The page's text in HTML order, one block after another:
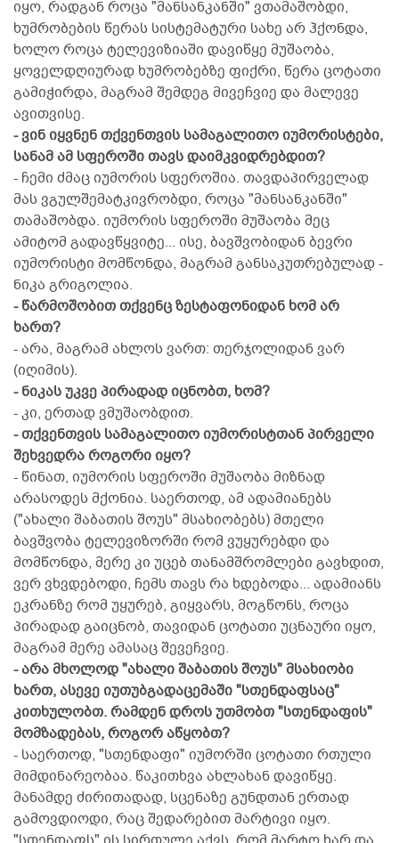
იყო, რადგან როცა "მანსანკანში" ვთამაშობდი,
ხუმრობების წერას სისტემატური სახე არ ჰქონდა,
ხოლო როცა ტელევიზიაში დავიწყე მუშაობა,
ყოველდღიურად ხუმრობებზე ფიქრი, წერა ცოტათი
გამიჭირდა, მაგრამ შემდეგ მივეჩვიე და მალევე
ავითვისე.
- ვინ იყვნენ თქვენთვის სამაგალითო იუმორისტები,
სანამ ამ სფეროში თავს დაიმკვიდრებდით?
- ჩემი ძმაც იუმორის სფეროშია. თავდაპირველად
მას ვგულშემატკივრობდი, როცა "მანსანკანში"
თამაშობდა. იუმორის სფეროში მუშაობა მეც
ამიტომ გადავწყვიტე... ისე, ბავშვობიდან ბევრი
იუმორისტი მომწონდა, მაგრამ განსაკუთრებულად -
ნიკა გრიგოლია.
- წარმოშობით თქვენც ზესტაფონიდან ხომ არ
ხართ?
- არა, მაგრამ ახლოს ვართ: თერჯოლიდან ვარ
(იღიმის).
- ნიკას უკვე პირადად იცნობთ, ხომ?
- კი, ერთად ვმუშაობდით.
- თქვენთვის სამაგალითო იუმორისტთან პირველი
შეხვედრა როგორი იყო?
- წინათ, იუმორის სფეროში მუშაობა მიზნად
არასოდეს მქონია. საერთოდ, ამ ადამიანებს
("ახალი შაბათის შოუს" მსახიობებს) მთელი
ბავშვობა ტელევიზორში რომ ვუყურებდი და
მომწონდა, მერე კი უცებ თანამშრომლები გავხდით,
ვერ ვხვდებოდი, ჩემს თავს რა ხდებოდა... ადამიანს
ეკრანზე რომ უყურებ, გიყვარს, მოგწონს, როცა
პირადად გაიცნობ, თავიდან ცოტათი უცნაური იყო,
მაგრამ მერე ამასაც შევეჩვიე.
- არა მხოლოდ "ახალი შაბათის შოუს" მსახიობი
ხართ, ასევე იუთუბგადაცემაში "სთენდაფსაც"
კითხულობთ. რამდენ დროს უთმობთ "სთენდაფის"
მომზადებას, როგორ აწყობთ?
- საერთოდ, "სთენდაფი" იუმორში ცოტათი რთული
მიმდინარეობაა. წაკითხვა ახლახან დავიწყე.
მანამდე ძირითადად, სცენაზე გუნდთან ერთად
გამოვდიოდი, რაც შედარებით მარტივი იყო.